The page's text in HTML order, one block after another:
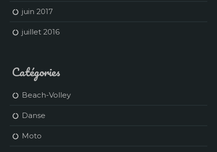
juin 2017
juillet 2016
Catégories
Beach-Volley
Danse
Moto